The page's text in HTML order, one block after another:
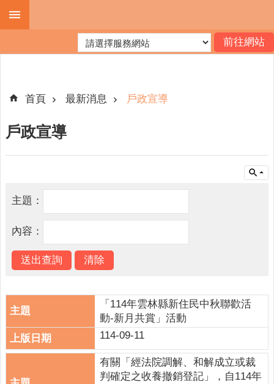
跳到主要內容區塊
階
關
便
服
務
統
計
最
新
首頁 最新消息 戶政宣導
戶政宣導
主題：
內容：
「114年雲林縣新住民中秋聯歡活
動-新月共賞」活動
114-09-11
有關「經法院調解、和解成立或裁
判確定之收養撤銷登記」，自114年